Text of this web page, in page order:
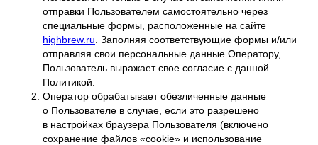
отправки Пользователем самостоятельно через
специальные формы, расположенные на сайте
highbrew.ru . Заполняя соответствующие формы и/или
отправляя свои персональные данные Оператору,
Пользователь выражает свое согласие с данной
Политикой.
Оператор обрабатывает обезличенные данные
о Пользователе в случае, если это разрешено
в настройках браузера Пользователя (включено
сохранение файлов «cookie» и использование